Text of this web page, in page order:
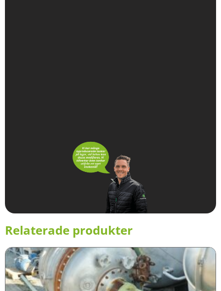
Relaterade produkter